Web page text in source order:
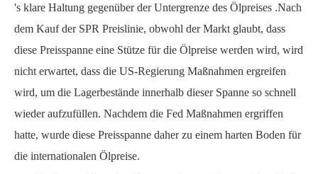
's klare Haltung gegenüber der Untergrenze des Ölpreises .Nach
dem Kauf der SPR Preislinie, obwohl der Markt glaubt, dass
diese Preisspanne eine Stütze für die Ölpreise werden wird, wird
nicht erwartet, dass die US-Regierung Maßnahmen ergreifen
wird, um die Lagerbestände innerhalb dieser Spanne so schnell
wieder aufzufüllen. Nachdem die Fed Maßnahmen ergriffen
hatte, wurde diese Preisspanne daher zu einem harten Boden für
die internationalen Ölpreise.